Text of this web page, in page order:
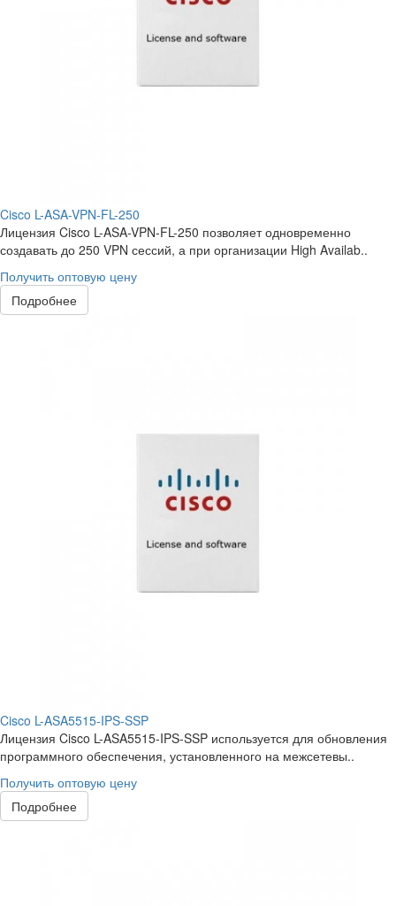
Cisco L-ASA-VPN-FL-250
Лицензия Cisco L-ASA-VPN-FL-250 позволяет одновременно
создавать до 250 VPN сессий, а при организации High Availab..
Получить оптовую цену
Подробнее
Cisco L-ASA5515-IPS-SSP
Лицензия Cisco L-ASA5515-IPS-SSP используется для обновления
программного обеспечения, установленного на межсетевы..
Получить оптовую цену
Подробнее